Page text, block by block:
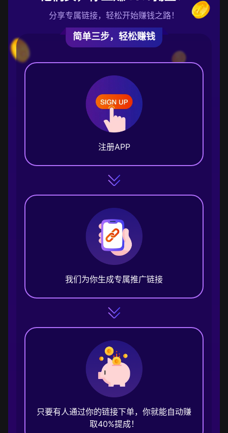
分享专属链接，轻松开始赚钱之路！
简单三步，轻松赚钱
注册APP
我们为你生成专属推广链接
只要有人通过你的链接下单，你就能自动赚
取40%提成！